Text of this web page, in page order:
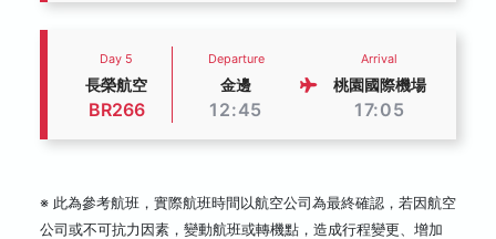
Day 5
長榮航空
BR266
Departure
金邊
12:45
Arrival
桃園國際機場
17:05
※ 此為參考航班，實際航班時間以航空公司為最終確認，若因航空
公司或不可抗力因素，變動航班或轉機點，造成行程變更、增加